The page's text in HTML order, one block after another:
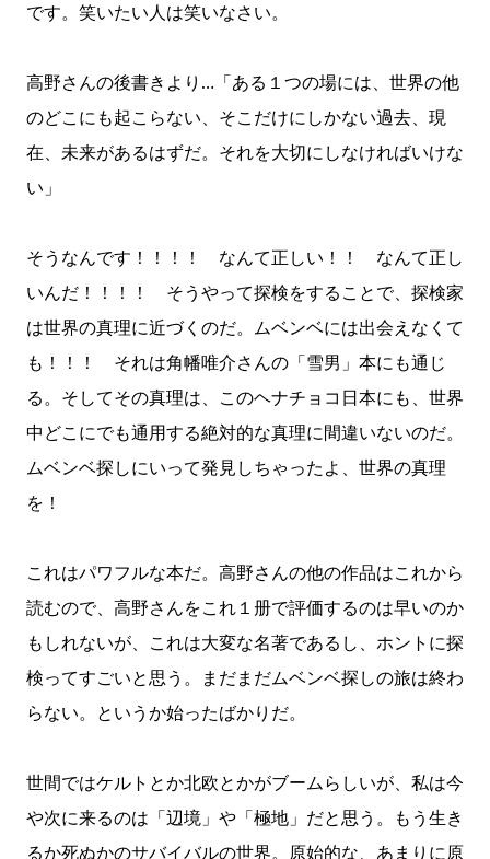
です。笑いたい人は笑いなさい。
高野さんの後書きより…「ある１つの場には、世界の他
のどこにも起こらない、そこだけにしかない過去、現
在、未来があるはずだ。それを大切にしなければいけな
い」
そうなんです！！！！ なんて正しい！！ なんて正し
いんだ！！！！ そうやって探検をすることで、探検家
は世界の真理に近づくのだ。ムベンベには出会えなくて
も！！！ それは角幡唯介さんの「雪男」本にも通じ
る。そしてその真理は、このヘナチョコ日本にも、世界
中どこにでも通用する絶対的な真理に間違いないのだ。
ムベンベ探しにいって発見しちゃったよ、世界の真理
を！
これはパワフルな本だ。高野さんの他の作品はこれから
読むので、高野さんをこれ１册で評価するのは早いのか
もしれないが、これは大変な名著であるし、ホントに探
検ってすごいと思う。まだまだムベンベ探しの旅は終わ
らない。というか始ったばかりだ。
世間ではケルトとか北欧とかがブームらしいが、私は今
や次に来るのは「辺境」や「極地」だと思う。もう生き
るか死ぬかのサバイバルの世界。原始的な、あまりに原